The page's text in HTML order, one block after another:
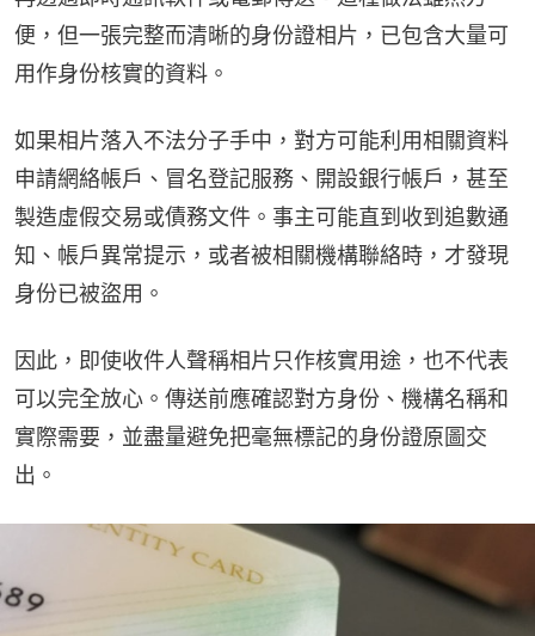
便，但一張完整而清晰的身份證相片，已包含大量可
用作身份核實的資料。
如果相片落入不法分子手中，對方可能利用相關資料
申請網絡帳戶、冒名登記服務、開設銀行帳戶，甚至
製造虛假交易或債務文件。事主可能直到收到追數通
知、帳戶異常提示，或者被相關機構聯絡時，才發現
身份已被盜用。
因此，即使收件人聲稱相片只作核實用途，也不代表
可以完全放心。傳送前應確認對方身份、機構名稱和
實際需要，並盡量避免把毫無標記的身份證原圖交
出。